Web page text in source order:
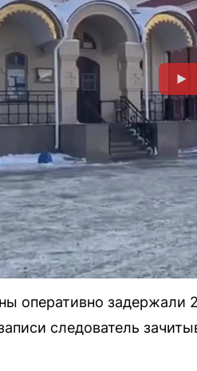
оперативно задержали
следователь